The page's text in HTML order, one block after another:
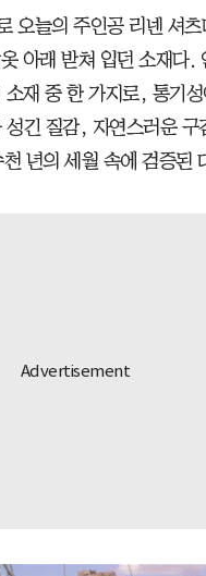
오늘의 주인공 리넨 셔
아래 받쳐 입던 소재다.
재 중 한 가지로, 통기성
긴 질감, 자연스러운 구
년의 세월 속에 검증된